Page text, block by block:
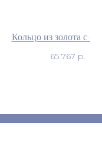
Кольцо из золота с
65 767 р.